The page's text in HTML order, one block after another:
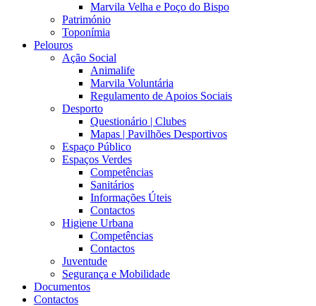
Marvila Velha e Poço do Bispo
Património
Toponímia
Pelouros
Ação Social
Animalife
Marvila Voluntária
Regulamento de Apoios Sociais
Desporto
Questionário | Clubes
Mapas | Pavilhões Desportivos
Espaço Público
Espaços Verdes
Competências
Sanitários
Informações Úteis
Contactos
Higiene Urbana
Competências
Contactos
Juventude
Segurança e Mobilidade
Documentos
Contactos